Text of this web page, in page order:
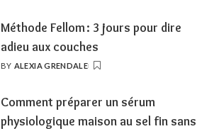
Méthode Fellom : 3 jours pour dire
adieu aux couches
POSTED
BY ALEXIA GRENDALE
Comment préparer un sérum
physiologique maison au sel fin sans